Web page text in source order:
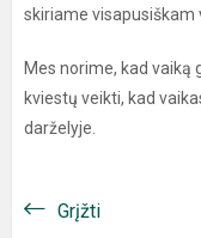
skiriame visapusiškam
Mes norime, kad vaiką
kviestų veikti, kad
darželyje.
Grįžti